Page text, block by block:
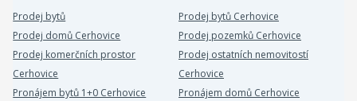
Prodej bytů
Prodej bytů Cerhovice
Prodej domů Cerhovice
Prodej pozemků Cerhovice
Prodej komerčních prostor
Cerhovice
Prodej ostatních nemovitostí
Cerhovice
Pronájem bytů 1+0 Cerhovice
Pronájem domů Cerhovice